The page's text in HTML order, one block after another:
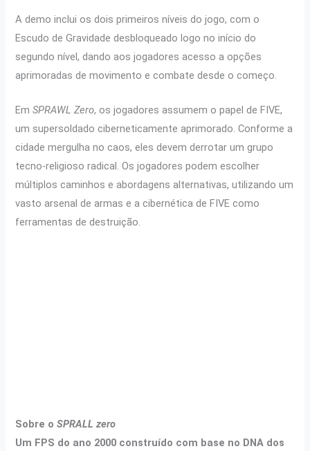
A demo inclui os dois primeiros níveis do jogo, com o
Escudo de Gravidade desbloqueado logo no início do
segundo nível, dando aos jogadores acesso a opções
aprimoradas de movimento e combate desde o começo.
EmSPRAWL Zero, os jogadores assumem o papel de FIVE,
um supersoldado ciberneticamente aprimorado. Conforme a
cidade mergulha no caos, eles devem derrotar um grupo
tecno-religioso radical. Os jogadores podem escolher
múltiplos caminhos e abordagens alternativas, utilizando um
vasto arsenal de armas e a cibernética de FIVE como
ferramentas de destruição.
Sobre oSPRALL zero
Um FPS do ano 2000 construído com base no DNA dos